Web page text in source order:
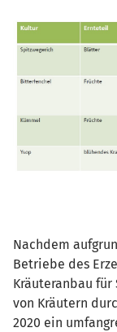
Nachdem
Betriebe des
Kräuteranbau für
von Kräutern
2020 ein